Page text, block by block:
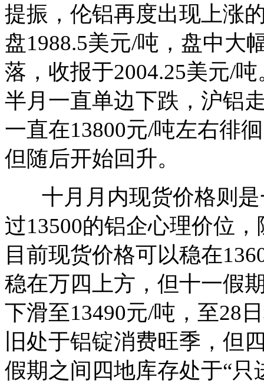
提振，伦铝再度出现上涨
盘1988.5美元/吨，盘中大
落，收报于2004.25美元/
半月一直单边下跌，沪铝
一直在13800元/吨左右徘
但随后开始回升。
十月月内现货价格则是
过13500的铝企心理价位
目前现货价格可以稳在
稳在万四上方，但十一假
下滑至13490元/吨，至28
旧处于铝锭消费旺季，但
假期之间四地库存处于“